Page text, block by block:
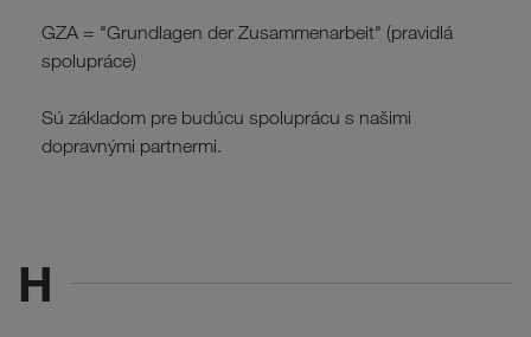
GZA = "Grundlagen der Zusammenarbeit" (pravidlá
spolupráce)
Sú základom pre budúcu spoluprácu s našimi
dopravnými partnermi.
H